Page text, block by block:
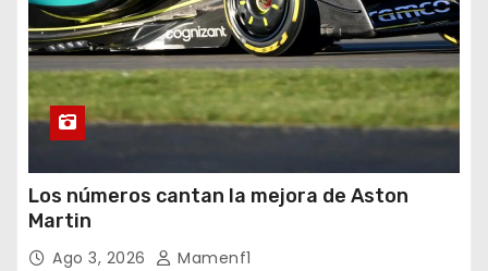
Los números cantan la mejora de Aston
Martin
Ago 3, 2026 Mamenf1